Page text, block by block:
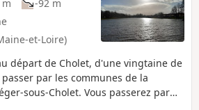
m
-92 m
et-Loire)
départ de Cholet, d'une vingtaine de
par les communes de la
sous-Cholet. Vous passerez par